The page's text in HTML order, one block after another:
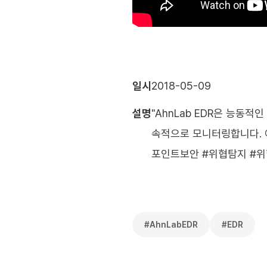
일시
설명
2018-05-09
"AhnLab EDR은 능동적
속적으로 모니터링합니다
포인트보안 #위협탐지 #
#AhnLabEDR #EDR